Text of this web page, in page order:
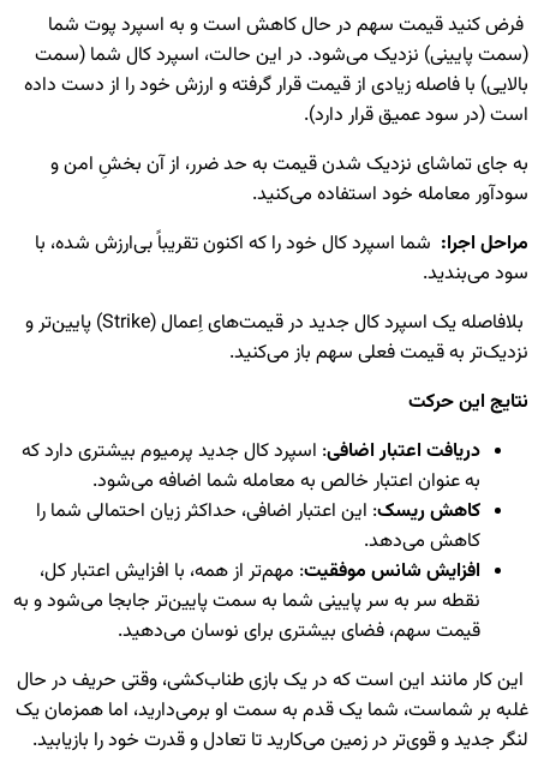
کنید قیمت سهم در حال کاهش است و به اسپرد پوت شما
پایینی) نزدیک می‌شود. در این حالت، اسپرد کال شما (سمت
با فاصله زیادی از قیمت قرار گرفته و ارزش خود را از دست داده
(در سود عمیق قرار دارد).
جای تماشای نزدیک شدن قیمت به حد ضرر، از آن بخشِ امن و
معامله خود استفاده می‌کنید.
اجرا:شما اسپرد کال خود را که اکنون تقریباً بی‌ارزش شده، با
می‌بندید.
بلافاصله یک اسپرد کال جدید در قیمت‌های اِعمال (Strike) پایین‌تر و
به قیمت فعلی سهم باز می‌کنید.
این حرکت
دریافت اعتبار اضافی: اسپرد کال جدید پرمیوم بیشتری دارد که
به عنوان اعتبار خالص به معامله شما اضافه می‌شود.
کاهش ریسک: این اعتبار اضافی، حداکثر زیان احتمالی شما را
کاهش می‌دهد.
افزایش شانس موفقیت: مهم‌تر از همه، با افزایش اعتبار کل،
نقطه سر به سر پایینی شما به سمت پایین‌تر جابجا می‌شود و به
قیمت سهم، فضای بیشتری برای نوسان می‌دهید.
کار مانند این است که در یک بازی طناب‌کشی، وقتی حریف در حال
بر شماست، شما یک قدم به سمت او برمی‌دارید، اما همزمان یک
جدید و قوی‌تر در زمین می‌کارید تا تعادل و قدرت خود را بازیابید.